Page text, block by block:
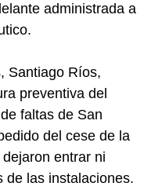
administrada a
Santiago Ríos,
preventiva del
faltas de San
del cese de la
entrar ni
de las instalaciones.